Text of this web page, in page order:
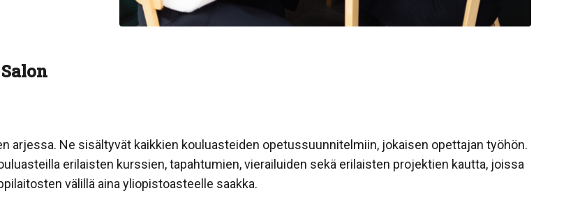
arjessa. Ne sisältyvät kaikkien kouluasteiden opetussuunnitelmiin, jokaisen opettajan työhön.
erilaisten kurssien, tapahtumien, vierailuiden sekä erilaisten projektien kautta, joissa
välillä aina yliopistoasteelle saakka.